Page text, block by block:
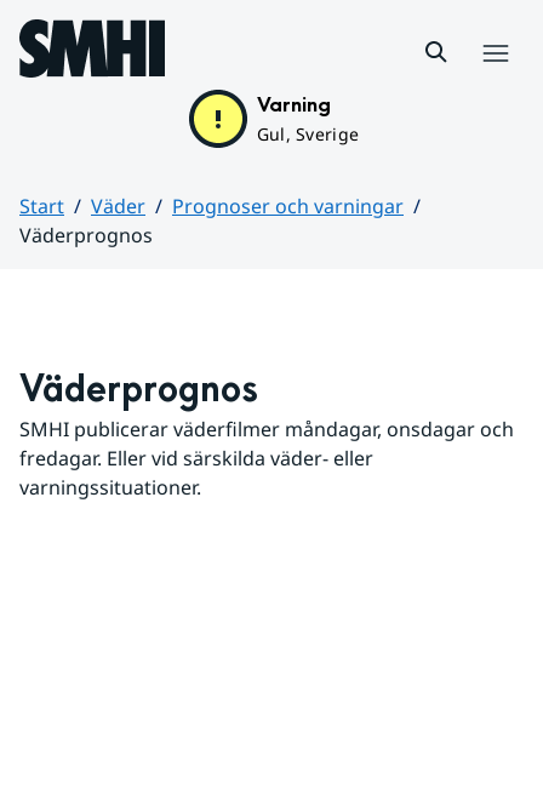
Hoppa till sidans innehåll
Varning
Gul, Sverige
Start Väder
Prognoser och varningar
Väderprognos
Väderprognos
SMHI publicerar väderfilmer måndagar, onsdagar och
fredagar. Eller vid särskilda väder- eller
varningssituationer.